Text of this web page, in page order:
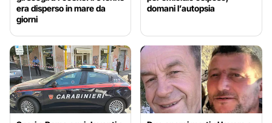
era disperso in mare da
giorni
domani l’autopsia